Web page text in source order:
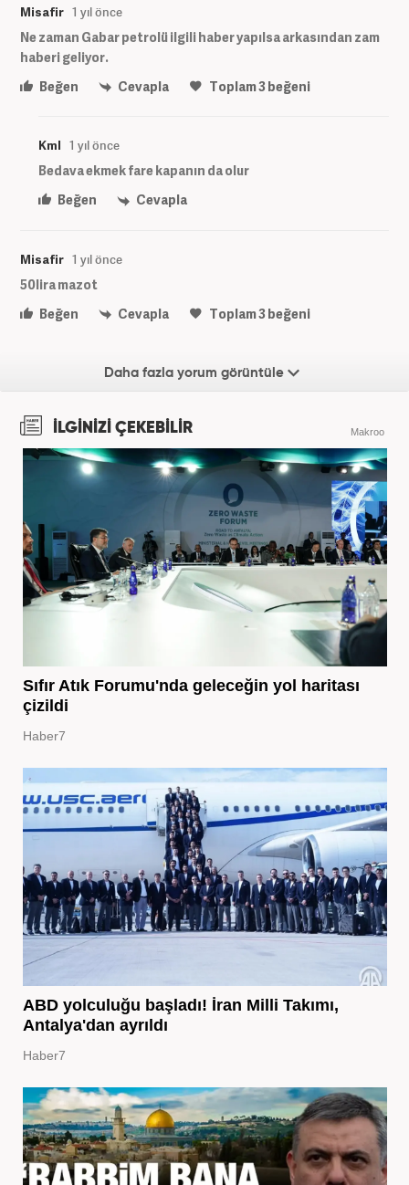
Misafir 1 yıl önce
Ne zaman Gabar petrolü ilgili haber yapılsa arkasından zam
haberi geliyor.
Beğen
Cevapla Toplam3beğeni
Kml 1 yıl önce
Bedava ekmek fare kapanın da olur
Beğen
Cevapla
Misafir 1 yıl önce
50lira mazot
Beğen
Cevapla Toplam3beğeni
Daha fazla yorum görüntüle
İLGİNİZİ ÇEKEBİLİR Makroo
Sıfır Atık Forumu'nda geleceğin yol haritası
çizildi
Haber7
ABD yolculuğu başladı! İran Milli Takımı,
Antalya'dan ayrıldı
Haber7